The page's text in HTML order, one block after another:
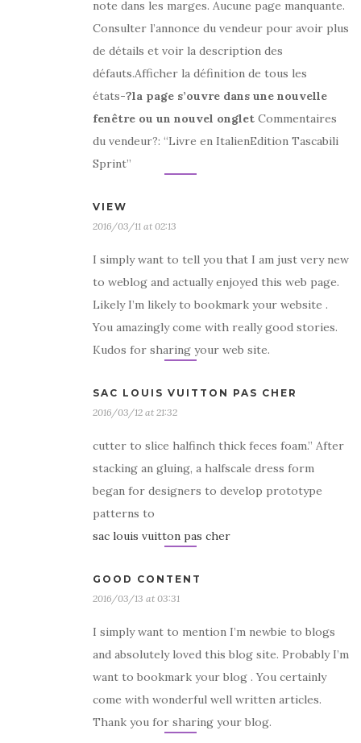
note dans les marges. Aucune page manquante.
Consulter l’annonce du vendeur pour avoir plus
de détails et voir la description des
défauts.Afficher la définition de tous les
états-?la page s’ouvre dans une nouvelle
fenêtre ou un nouvel onglet Commentaires
du vendeur?: “Livre en ItalienEdition Tascabili
Sprint”
VIEW
2016/03/11 at 02:13
I simply want to tell you that I am just very new
to weblog and actually enjoyed this web page.
Likely I’m likely to bookmark your website .
You amazingly come with really good stories.
Kudos for sharing your web site.
SAC LOUIS VUITTON PAS CHER
2016/03/12 at 21:32
cutter to slice halfinch thick feces foam.” After
stacking an gluing, a halfscale dress form
began for designers to develop prototype
patterns to
sac louis vuitton pas cher
GOOD CONTENT
2016/03/13 at 03:31
I simply want to mention I’m newbie to blogs
and absolutely loved this blog site. Probably I’m
want to bookmark your blog . You certainly
come with wonderful well written articles.
Thank you for sharing your blog.